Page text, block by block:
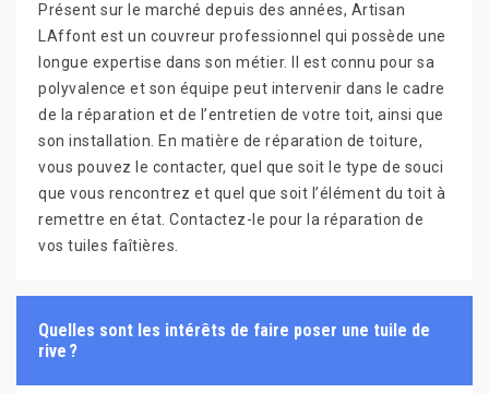
Présent sur le marché depuis des années, Artisan
LAffont est un couvreur professionnel qui possède une
longue expertise dans son métier. Il est connu pour sa
polyvalence et son équipe peut intervenir dans le cadre
de la réparation et de l’entretien de votre toit, ainsi que
son installation. En matière de réparation de toiture,
vous pouvez le contacter, quel que soit le type de souci
que vous rencontrez et quel que soit l’élément du toit à
remettre en état. Contactez-le pour la réparation de
vos tuiles faîtières.
Quelles sont les intérêts de faire poser une tuile de
rive ?